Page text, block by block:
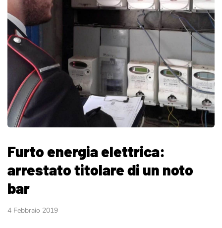
Furto energia elettrica:
arrestato titolare di un noto
bar
4 Febbraio 2019